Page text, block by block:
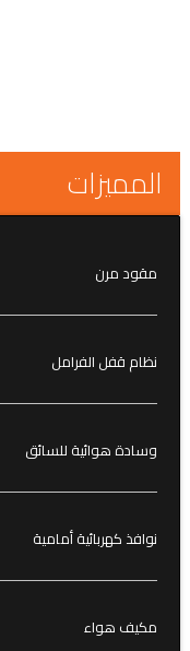
المميزات
مقود مرن
نظام قفل الفرامل
وسادة هوائية للسائق
نوافذ كهربائية أمامية
مكيف هواء